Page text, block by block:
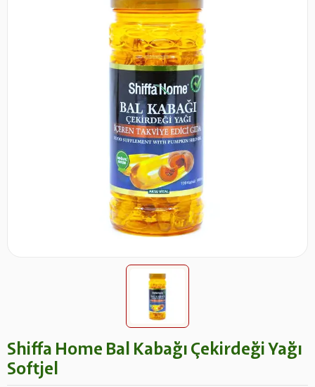
Shiffa Home Bal Kabağı Çekirdeği Yağı
Softjel